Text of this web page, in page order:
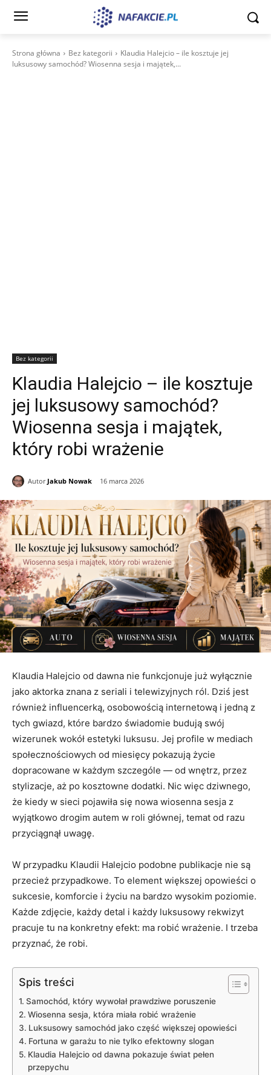
Strona główna Bez kategorii
Klaudia Halejcio – ile kosztuje jej
luksusowy samochód? Wiosenna sesja i majątek,...
Bez kategorii
Klaudia Halejcio – ile kosztuje
jej luksusowy samochód?
Wiosenna sesja i majątek,
który robi wrażenie
Autor Jakub Nowak 16 marca 2026
Klaudia Halejcio od dawna nie funkcjonuje już wyłącznie
jako aktorka znana z seriali i telewizyjnych ról. Dziś jest
również influencerką, osobowością internetową i jedną z
tych gwiazd, które bardzo świadomie budują swój
wizerunek wokół estetyki luksusu. Jej profile w mediach
społecznościowych od miesięcy pokazują życie
dopracowane w każdym szczególe — od wnętrz, przez
stylizacje, aż po kosztowne dodatki. Nic więc dziwnego,
że kiedy w sieci pojawiła się nowa wiosenna sesja z
wyjątkowo drogim autem w roli głównej, temat od razu
przyciągnął uwagę.
W przypadku Klaudii Halejcio podobne publikacje nie są
przecież przypadkowe. To element większej opowieści o
sukcesie, komforcie i życiu na bardzo wysokim poziomie.
Każde zdjęcie, każdy detal i każdy luksusowy rekwizyt
pracuje tu na konkretny efekt: ma robić wrażenie. I trzeba
przyznać, że robi.
Spis treści
Samochód, który wywołał prawdziwe poruszenie
Wiosenna sesja, która miała robić wrażenie
Luksusowy samochód jako część większej opowieści
Fortuna w garażu to nie tylko efektowny slogan
Klaudia Halejcio od dawna pokazuje świat pełen
przepychu